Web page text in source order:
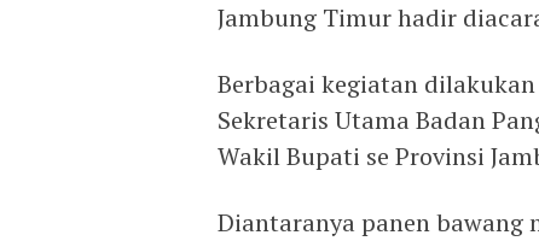
Jambung Timur hadir
Berbagai kegiatan
Sekretaris Utama Badan
Wakil Bupati se Provinsi
Diantaranya panen bawang